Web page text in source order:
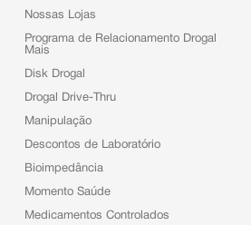
Nossas Lojas
Programa de Relacionamento Drogal
Mais
Disk Drogal
Drogal Drive-Thru
Manipulação
Descontos de Laboratório
Bioimpedância
Momento Saúde
Medicamentos Controlados